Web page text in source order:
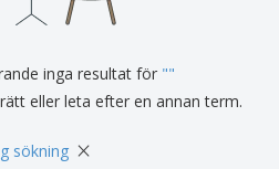
inga resultat för ""
eller leta efter en annan term.
sökning ×